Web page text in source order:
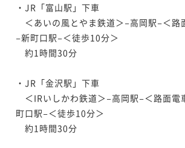
・JR「富山駅」下車
＜あいの風とやま鉄道＞−高岡駅−＜路
−新町口駅−＜徒歩10分＞
約1時間30分
・JR「金沢駅」下車
＜IRいしかわ鉄道＞−高岡駅−＜路面電
町口駅−＜徒歩10分＞
約1時間30分